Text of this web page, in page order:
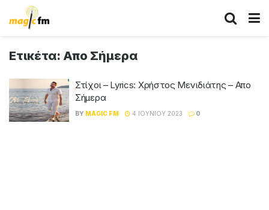
Ετικέτα: Απο Σήμερα
Στίχοι – Lyrics: Χρήστος Μενιδιάτης – Απο
Σήμερα
BY MAGIC FM 4 ΙΟΥΝΊΟΥ 2023 0